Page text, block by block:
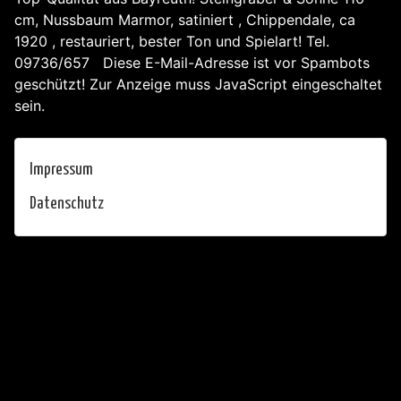
cm, Nussbaum Marmor, satiniert , Chippendale, ca
1920 , restauriert, bester Ton und Spielart! Tel.
09736/657 Diese E-Mail-Adresse ist vor Spambots
geschützt! Zur Anzeige muss JavaScript eingeschaltet
sein.
Impressum
Datenschutz